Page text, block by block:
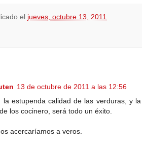
el jueves, octubre 13, 2011
13 de octubre de 2011 a las 12:56
la estupenda calidad de las verduras, y la
los cocinero, será todo un éxito.
acercaríamos a veros.